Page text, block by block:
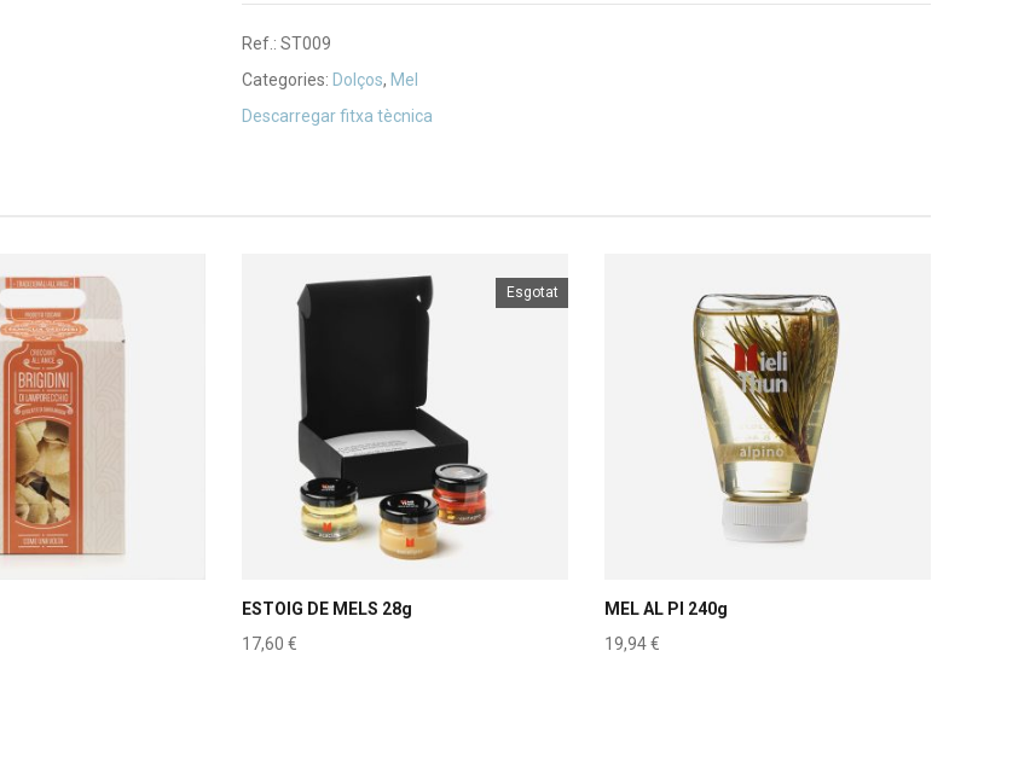
Ref.: ST009
Categories: Dolços, Mel
Descarregar fitxa tècnica
Esgotat
ESTOIG DE MELS 28g
17,60 €
MEL AL PI 240g
19,94€